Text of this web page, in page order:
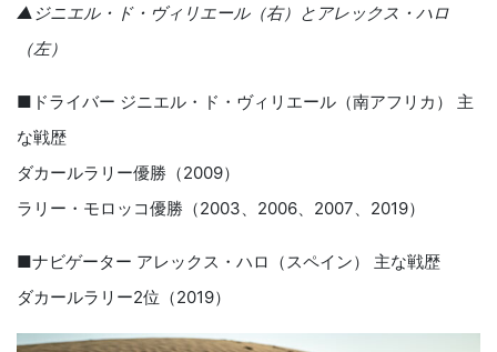
▲ジニエル・ド・ヴィリエール（右）とアレックス・ハロ
（左）
■ドライバー ジニエル・ド・ヴィリエール（南アフリカ） 主
な戦歴
ダカールラリー優勝（2009）
ラリー・モロッコ優勝（2003、2006、2007、2019）
■ナビゲーター アレックス・ハロ（スペイン） 主な戦歴
ダカールラリー2位（2019）